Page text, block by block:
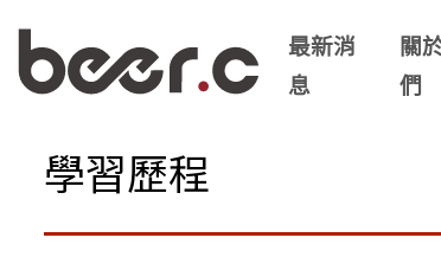
最新消
息
關
們
學習歷程